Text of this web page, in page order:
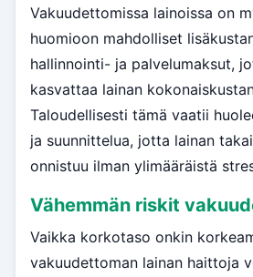
Vakuudettomissa lainoissa on
huomioon mahdolliset
hallinnointi- ja palvelumaksut,
kasvattaa lainan
Taloudellisesti tämä vaatii
ja suunnittelua, jotta lainan
onnistuu ilman ylimääräistä
Vähemmän riskit
Vaikka korkotaso onkin
vakuudettoman lainan haittoja